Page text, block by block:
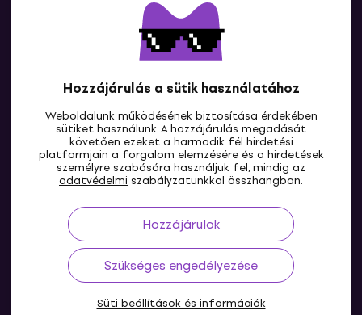
Hozzájárulás a sütik használatához
Weboldalunk működésének biztosítása érdekében
sütiket használunk. A hozzájárulás megadását
követően ezeket a harmadik fél hirdetési
platformjain a forgalom elemzésére és a hirdetések
személyre szabására használjuk fel, mindig az
adatvédelmi szabályzatunkkal összhangban.
Hozzájárulok
Szükséges engedélyezése
Süti beállítások és információk
Lépj kapcsolatba velünk
HU